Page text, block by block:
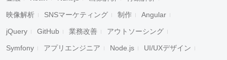
映像解析 SNSマーケティング 制作 Angular
jQuery GitHub 業務改善 アウトソーシング
Symfony アプリエンジニア Node.js UI/UXデザイン